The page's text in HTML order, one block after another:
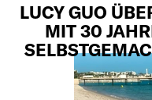
LUCY GUO
MIT 30